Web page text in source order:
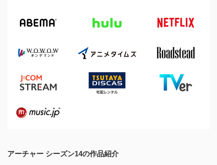
アーチャー シーズン14の作品紹介